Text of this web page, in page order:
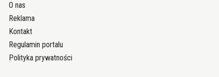
O nas
Reklama
Kontakt
Regulamin portalu
Polityka prywatności